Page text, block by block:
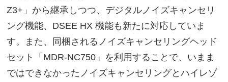
Z3+」から継承しつつ、デジタルノイズキャンセリ
ング機能、DSEE HX 機能も新たに対応していま
す。また、同梱されるノイズキャンセリングヘッド
セット「MDR-NC750」を利用することで、いまま
ではできなかったノイズキャンセリングとハイレゾ